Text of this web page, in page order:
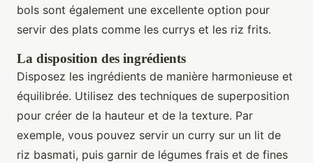
bols sont également une excellente option pour
servir des plats comme les currys et les riz frits.
La disposition des ingrédients
Disposez les ingrédients de manière harmonieuse et
équilibrée. Utilisez des techniques de superposition
pour créer de la hauteur et de la texture. Par
exemple, vous pouvez servir un curry sur un lit de
riz basmati, puis garnir de légumes frais et de fines